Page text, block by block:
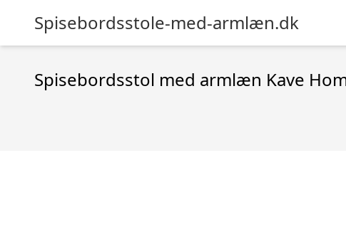
Spisebordsstole-med-armlæn.dk
Spisebordsstol med armlæn Kave